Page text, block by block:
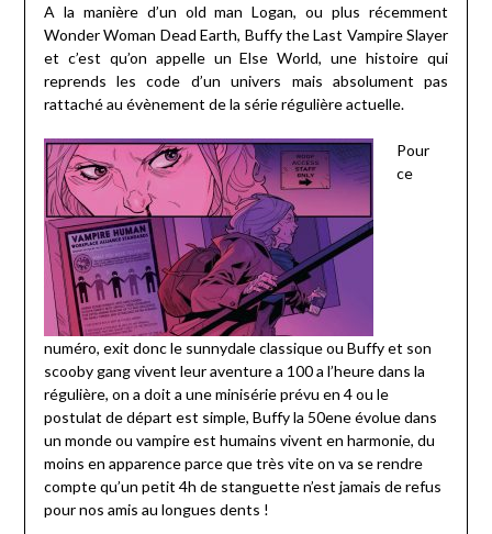
A la manière d’un old man Logan, ou plus récemment
Wonder Woman Dead Earth, Buffy the Last Vampire Slayer
et c’est qu’on appelle un Else World, une histoire qui
reprends les code d’un univers mais absolument pas
rattaché au évènement de la série régulière actuelle.
Pour
ce
numéro, exit donc le sunnydale classique ou Buffy et son
scooby gang vivent leur aventure a 100 a l’heure dans la
régulière, on a doit a une minisérie prévu en 4 ou le
postulat de départ est simple, Buffy la 50ene évolue dans
un monde ou vampire est humains vivent en harmonie, du
moins en apparence parce que très vite on va se rendre
compte qu’un petit 4h de stanguette n’est jamais de refus
pour nos amis au longues dents !